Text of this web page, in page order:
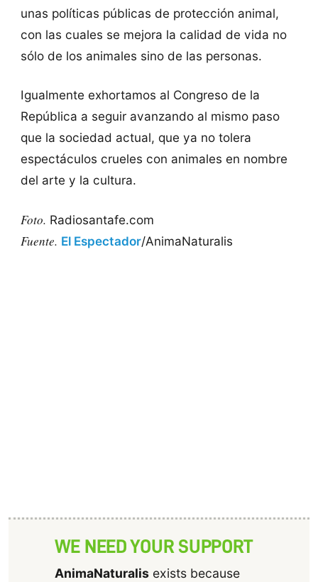
unas políticas públicas de protección animal,
con las cuales se mejora la calidad de vida no
sólo de los animales sino de las personas.
Igualmente exhortamos al Congreso de la
República a seguir avanzando al mismo paso
que la sociedad actual, que ya no tolera
espectáculos crueles con animales en nombre
del arte y la cultura.
Foto. Radiosantafe.com
Fuente. El Espectador/AnimaNaturalis
WE NEED YOUR SUPPORT
AnimaNaturalisexists because